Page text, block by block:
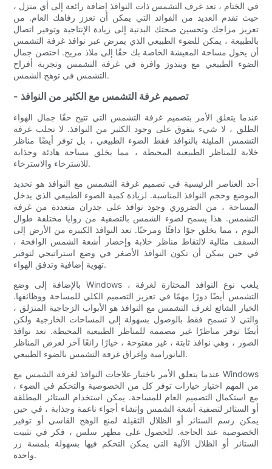
في الختام ، تعد غرف التشمس ذات النوافذ إضافة رائعة إلى أي منزل ،
حيث تقدم العديد من الفوائد التي يمكن أن تعزز رفاهك العام. من
تعزيز مزاجك وتحسين صحتك البدنية إلى زيادة الإنتاجية وتوفير اتصال
بالطبيعة ، يمكن للضوء الطبيعي الذي يمرض عبر نوافذ غرفة التشمس
أن يحول مساحة المعيشة الخاصة بك حقًا إلى ملاذ مريح. احتضن جمال
الضوء الطبيعي مع ويندوز وافرة في غرفة التشمس وتجربة أفراح
التشمس في توهج الشمس.
- تصميم غرفة التشمس مع الكثير من النوافذ
عندما يتعلق الأمر بتصميم غرفة التشمس التي تتيح حقًا جمال الهواء
الطلق ، لا شيء يتفوق على وجود الكثير من النوافذ. لا تجلب غرفة
التشمس المليئة بالنوافذ فقط الضوء الطبيعي ، بل توفر أيضًا مناظر
خلابة للمناظر الطبيعية المحيطة ، مما يخلق مساحة هادئة وجذابة
للاسترخاء والاسترخاء.
أحد العناصر الرئيسية في تصميم غرفة التشمس مع النوافذ هو تحديد
الموضع وحجم النوافذ المناسبة. لزيادة كمية الضوء الطبيعي الذي يدخل
المساحة ، من الضروري وجود نوافذ على جدران متعددة من غرفة
التشمس. هذا يسمح لضوء الشمس بالتصفية من زوايا مختلفة طوال
اليوم ، مما يخلق جوًا دافئًا ومرحبًا. تعد النوافذ الكبيرة من الأرض إلى
السقف مثالية لالتقاط مناظر خلابة وإحضار أشعة الشمس الوافحة ،
في حين يمكن أن تكون النوافذ الأصغر في وضع استراتيجي لتوفير
تهوية إضافية وتدفق الهواء.
بالإضافة إلى وضع Windows ، يلعب نوع النوافذ المختارة لغرفة
التشمس أيضًا دورًا مهمًا في تعزيز التصميم الكلي للمساحة ووظائفها.
الخيار الشائع لغرف التشمس مع النوافذ هو الأبواب الزجاجية المنزلق ،
والتي لا تسمح فقط بالوصول بسهولة إلى المساحات الخارجية ولكن
أيضًا توفر مناظرًا غير مصممة للمناظر الطبيعية المحيطة. تعد نوافذ
الصور ، وهي نوافذ ثابتة ، غير مفتوحة ، خيارًا رائعًا آخر لعرض المناظر
البانورامية وإغراق غرفة التشمس بالضوء الطبيعي.
عندما يتعلق الأمر باختيار علاجات النوافذ لغرفة الشمس مع Windows
، من المهم اختيار خيارات توفر كل من الخصوصية والتحكم في الضوء
مع استكمال التصميم العام للمساحة. يمكن استخدام الستائر المطلقة
أو الستائر لتصفية أشعة الشمس وإنشاء أجواء ناعمة وجذابة ، في حين
يمكن رسم الستائر أو الظلال الثقيلة لمنع الوهج القاسي أو توفير
الخصوصية عند الحاجة. للحصول على مظهر سلس ، فكر في تثبيت
الستائر أو الظلال الآلية التي يمكن التحكم فيها بسهولة بلمسة زر
واحدة.